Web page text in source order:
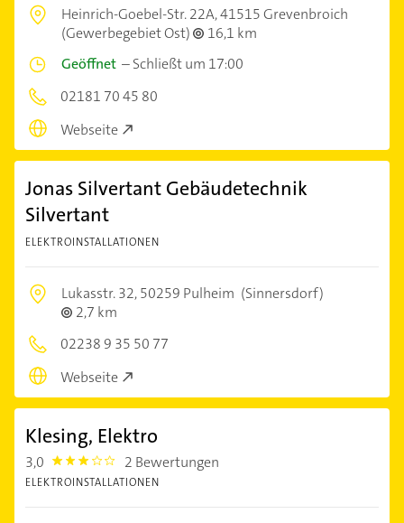
Heinrich-Goebel-Str. 22A,41515 Grevenbroich
(Gewerbegebiet Ost)
16,1 km
Geöffnet –Schließt um 17:00
02181 70 45 80
Webseite
Jonas Silvertant Gebäudetechnik
Silvertant
ELEKTROINSTALLATIONEN
Lukasstr. 32,50259 Pulheim (Sinnersdorf)
2,7 km
02238 9 35 50 77
Webseite
Klesing, Elektro
3,0 3.0 2 Bewertungen
ELEKTROINSTALLATIONEN